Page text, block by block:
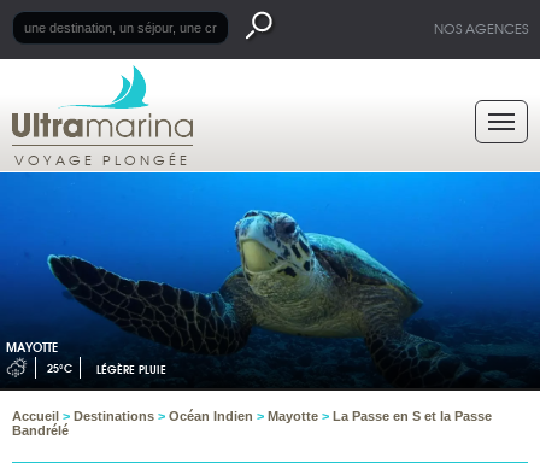
NOS AGENCES
VOYAGE PLONGÉE
MAYOTTE
25°C LÉGÈRE PLUIE
Accueil > Destinations > Océan Indien > Mayotte > La Passe en S et la Passe
Bandrélé